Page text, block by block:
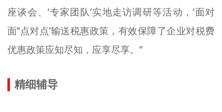
座谈会、‘专家团队’实地走访调研等活动，‘面对
面’‘点对点’输送税惠政策，有效保障了企业对税费
优惠政策应知尽知，应享尽享。”
精细辅导